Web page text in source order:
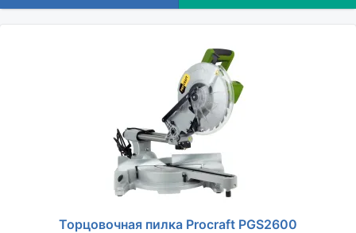
Торцовочная пилка Procraft PGS2600